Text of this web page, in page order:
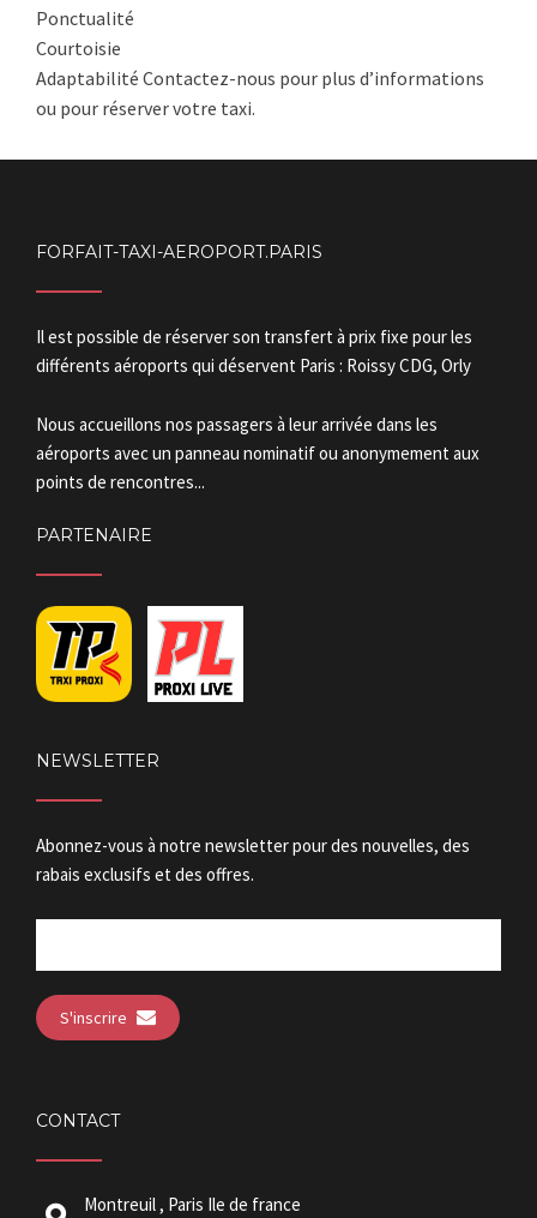
Ponctualité
Courtoisie
Adaptabilité Contactez-nous pour plus d’informations
ou pour réserver votre taxi.
FORFAIT-TAXI-AEROPORT.PARIS
Il est possible de réserver son transfert à prix fixe pour les
différents aéroports qui déservent Paris : Roissy CDG, Orly
Nous accueillons nos passagers à leur arrivée dans les
aéroports avec un panneau nominatif ou anonymement aux
points de rencontres...
PARTENAIRE
NEWSLETTER
Abonnez-vous à notre newsletter pour des nouvelles, des
rabais exclusifs et des offres.
S'inscrire
CONTACT
Montreuil , Paris Ile de france